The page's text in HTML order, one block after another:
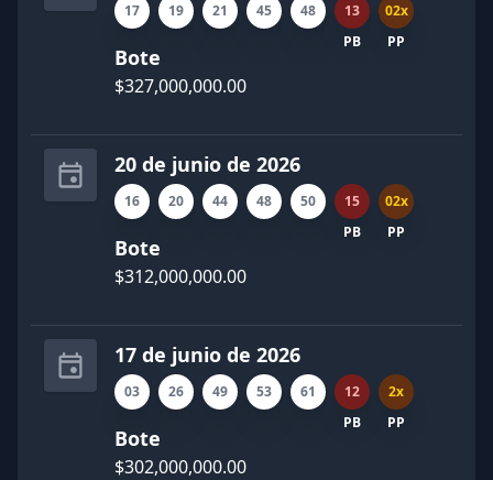
17 19 21 45
48
PB
13
PP
02x
Bote
$327,000,000.00
20 de junio de 2026
16 20 44 48
50
PB
15
PP
02x
Bote
$312,000,000.00
17 de junio de 2026
03 26 49 53
61
PB
12
PP
2x
Bote
$302,000,000.00